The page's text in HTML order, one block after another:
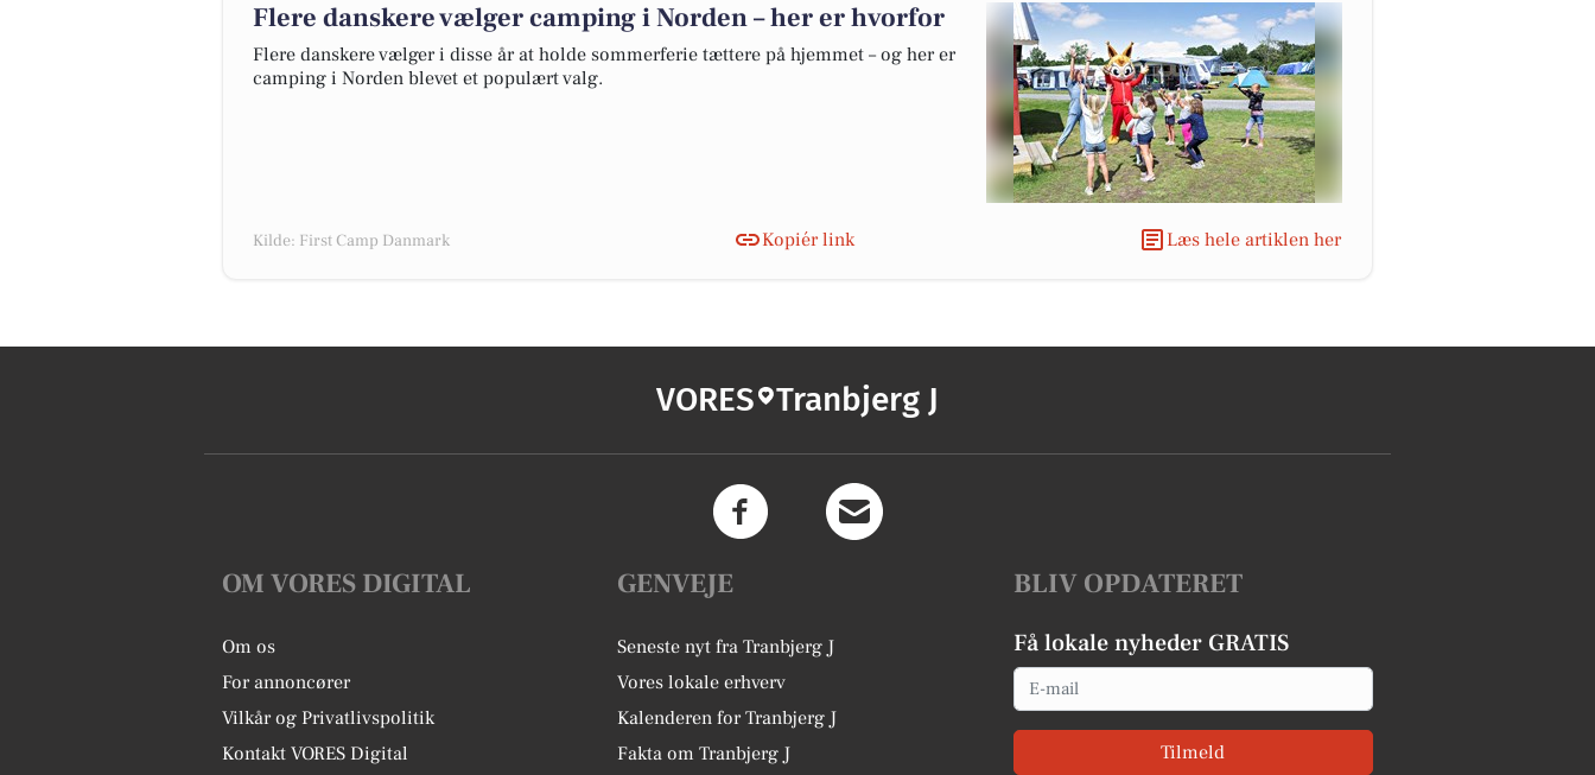
Flere danskere vælger camping i Norden – her er hvorfor
Flere danskere vælger i disse år at holde sommerferie tættere på hjemmet – og her er
camping i Norden blevet et populært valg.
Kilde: First Camp Danmark Kopiér link Læs hele artiklen her
VORES Tranbjerg J
OM VORES DIGITAL
Om os
For annoncører
Vilkår og Privatlivspolitik
Kontakt VORES Digital
GENVEJE
Seneste nyt fra Tranbjerg J
Vores lokale erhverv
Kalenderen for Tranbjerg J
Fakta om Tranbjerg J
BLIV OPDATERET
Få lokale nyheder GRATIS
Email
Tilmeld